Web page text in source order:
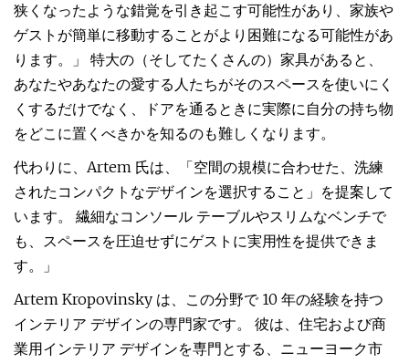
狭くなったような錯覚を引き起こす可能性があり、家族や
ゲストが簡単に移動することがより困難になる可能性があ
ります。」 特大の（そしてたくさんの）家具があると、
あなたやあなたの愛する人たちがそのスペースを使いにく
くするだけでなく、ドアを通るときに実際に自分の持ち物
をどこに置くべきかを知るのも難しくなります。
代わりに、Artem 氏は、「空間の規模に合わせた、洗練
されたコンパクトなデザインを選択すること」を提案して
います。 繊細なコンソール テーブルやスリムなベンチで
も、スペースを圧迫せずにゲストに実用性を提供できま
す。」
Artem Kropovinsky は、この分野で 10 年の経験を持つ
インテリア デザインの専門家です。 彼は、住宅および商
業用インテリア デザインを専門とする、ニューヨーク市